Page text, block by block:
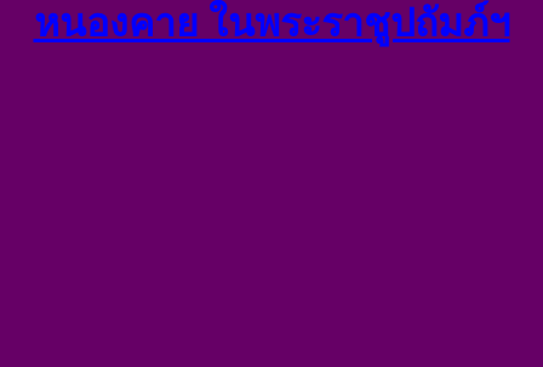
หนองคาย ในพระราชูปถัมภ์ฯ